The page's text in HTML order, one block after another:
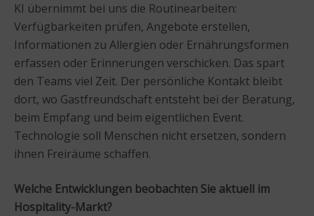
KI übernimmt bei uns die Routinearbeiten:
Verfügbarkeiten prüfen, Angebote erstellen,
Informationen zu Allergien oder Ernährungsformen
erfassen oder Erinnerungen verschicken. Das spart
den Teams viel Zeit. Der persönliche Kontakt bleibt
dort, wo Gastfreundschaft entsteht bei der Beratung,
beim Empfang und beim eigentlichen Event.
Technologie soll Menschen nicht ersetzen, sondern
ihnen Freiräume schaffen.
Welche Entwicklungen beobachten Sie aktuell im
Hospitality-Markt?